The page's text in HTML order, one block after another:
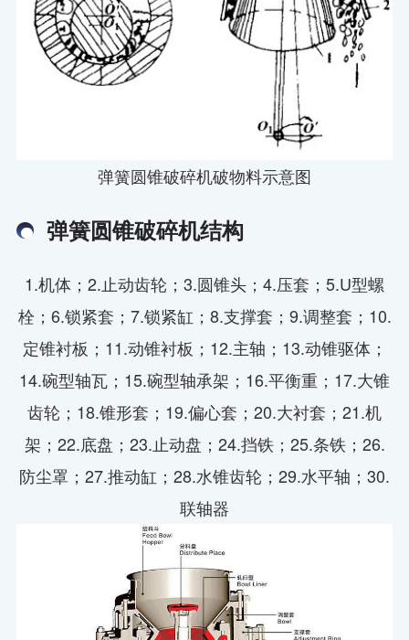
弹簧圆锥破碎机破物料示意图
弹簧圆锥破碎机结构
1.机体；2.止动齿轮；3.圆锥头；4.压套；5.U型螺
栓；6.锁紧套；7.锁紧缸；8.支撑套；9.调整套；10.
定锥衬板；11.动锥衬板；12.主轴；13.动锥驱体；
14.碗型轴瓦；15.碗型轴承架；16.平衡重；17.大锥
齿轮；18.锥形套；19.偏心套；20.大衬套；21.机
架；22.底盘；23.止动盘；24.挡铁；25.条铁；26.
防尘罩；27.推动缸；28.水锥齿轮；29.水平轴；30.
联轴器